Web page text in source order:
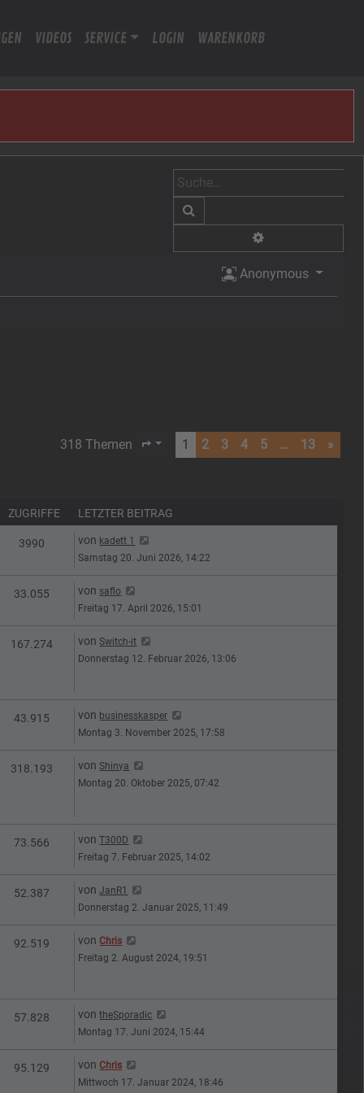
VIDEOS SERVICE LOGIN WARENKORB
Anonymous
318 Themen Seite von13
1 2 3 4 5 … 13 »
ZUGRIFFE LETZTER BEITRAG
3990 ZugriffeLetzter Beitrag
von kadett 1
Samstag 20. Juni 2026, 14:22
33.055 ZugriffeLetzter Beitrag
von saflo
Freitag 17. April 2026, 15:01
167.274ZugriffeLetzter Beitrag
von Switch-it
Donnerstag 12. Februar 2026, 13:06
43.915 ZugriffeLetzter Beitrag
von businesskasper
Montag 3. November 2025, 17:58
318.193 ZugriffeLetzter Beitrag
von Shinya
Montag 20. Oktober 2025, 07:42
73.566 ZugriffeLetzter Beitrag
vonT300D
Freitag 7. Februar 2025, 14:02
52.387 ZugriffeLetzter Beitrag
vonJanR1
Donnerstag 2. Januar 2025, 11:49
92.519 ZugriffeLetzter Beitrag
von Chris
Freitag 2. August 2024, 19:51
57.828 ZugriffeLetzter Beitrag
vontheSporadic
Montag 17. Juni 2024, 15:44
95.129 ZugriffeLetzter Beitrag
von Chris
Mittwoch 17. Januar 2024, 18:46